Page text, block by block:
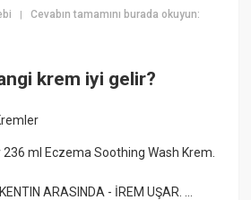
|Cevabın tamamını burada okuyun:
krem iyi gelir?
ml Eczema Soothing Wash Krem.
ARASINDA - İREM UŞAR. ...